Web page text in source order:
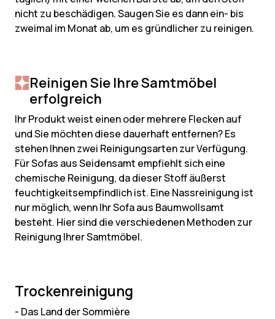
nicht zu beschädigen. Saugen Sie es dann ein- bis
zweimal im Monat ab, um es gründlicher zu reinigen.
Reinigen Sie Ihre Samtmöbel
erfolgreich
Ihr Produkt weist einen oder mehrere Flecken auf
und Sie möchten diese dauerhaft entfernen? Es
stehen Ihnen zwei Reinigungsarten zur Verfügung.
Für Sofas aus Seidensamt empfiehlt sich eine
chemische Reinigung, da dieser Stoff äußerst
feuchtigkeitsempfindlich ist. Eine Nassreinigung ist
nur möglich, wenn Ihr Sofa aus Baumwollsamt
besteht. Hier sind die verschiedenen Methoden zur
Reinigung Ihrer Samtmöbel.
Trockenreinigung
- Das Land der Sommière